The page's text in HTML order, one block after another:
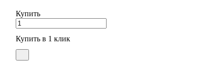
Купить
Купить в 1 клик